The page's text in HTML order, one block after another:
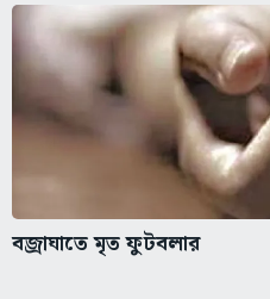
বজ্রাঘাতে মৃত ফুটবলার